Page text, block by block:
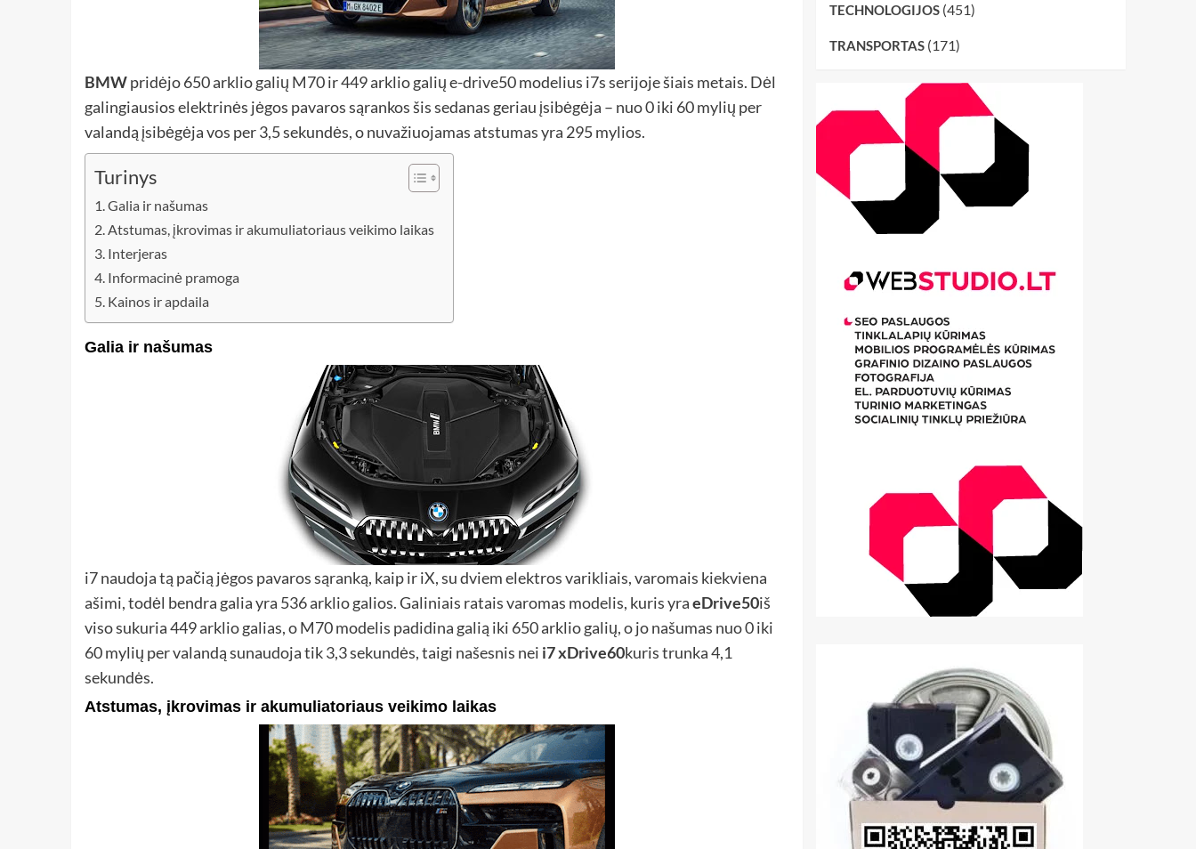
BMWpridėjo 650 arklio galių M70 ir 449 arklio galių e-drive50 modelius i7s serijoje šiais metais. Dėl
galingiausios elektrinės jėgos pavaros sąrankos šis sedanas geriau įsibėgėja – nuo ​​0 iki 60 mylių per
valandą įsibėgėja vos per 3,5 sekundės, o nuvažiuojamas atstumas yra 295 mylios.
Turinys
Galia ir našumas
Atstumas, įkrovimas ir akumuliatoriaus veikimo laikas
Interjeras
Informacinė pramoga
Kainos ir apdaila
Galia ir našumas
i7 naudoja tą pačią jėgos pavaros sąranką, kaip ir iX, su dviem elektros varikliais, varomais kiekviena
ašimi, todėl bendra galia yra 536 arklio galios. Galiniais ratais varomas modelis, kuris yraeDrive50iš
viso sukuria 449 arklio galias, o M70 modelis padidina galią iki 650 arklio galių, o jo našumas nuo 0 iki
60 mylių per valandą sunaudoja tik 3,3 sekundės, taigi našesnis nei i7 xDrive60kuris trunka 4,1
sekundės.
Atstumas, įkrovimas ir akumuliatoriaus veikimo laikas
TECHNOLOGIJOS(451)
TRANSPORTAS(171)